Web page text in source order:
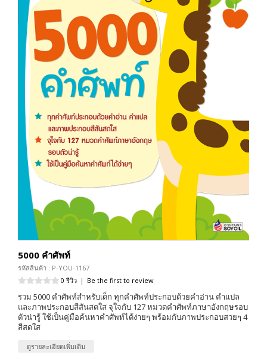
5000 คำศัพท์
รหัสสินค้า : P-YOU-1167
0 รีวิว | Be the first to review
รวม 5000 คำศัพท์สำหรับเด็ก ทุกคำศัพท์ประกอบด้วยคำอ่าน คำแปล
และภาพประกอบสีสันสดใส จุใจกับ 127 หมวดคำศัพท์ภาษาอังกฤษรอบ
ตัวน่ารู้ ใช้เป็นคู่มือค้นหาคำศัพท์ได้ง่ายๆ พร้อมกับภาพประกอบสวยๆ 4
สีสดใส
ดูรายละเอียดเพิ่มเติม